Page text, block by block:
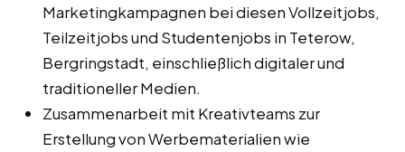
Marketingkampagnen bei diesen Vollzeitjobs,
Teilzeitjobs und Studentenjobs in Teterow,
Bergringstadt, einschließlich digitaler und
traditioneller Medien.
Zusammenarbeit mit Kreativteams zur
Erstellung von Werbematerialien wie